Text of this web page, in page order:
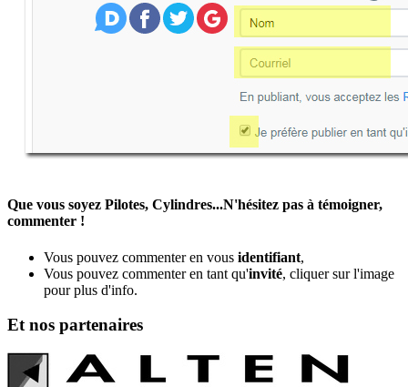
Que vous soyez Pilotes, Cylindres...N'hésitez pas à témoigner,
commenter !
Vous pouvez commenter en vous identifiant,
Vous pouvez commenter en tant qu'invité, cliquer sur l'image
pour plus d'info.
Et nos partenaires